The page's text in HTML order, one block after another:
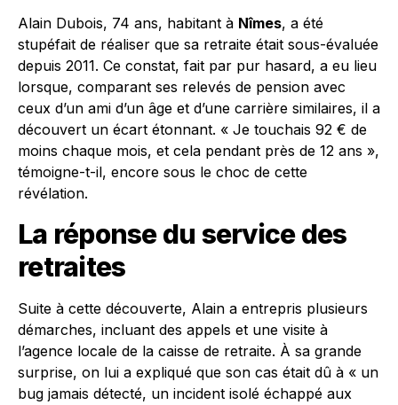
Alain Dubois, 74 ans, habitant à Nîmes, a été
stupéfait de réaliser que sa retraite était sous-évaluée
depuis 2011. Ce constat, fait par pur hasard, a eu lieu
lorsque, comparant ses relevés de pension avec
ceux d’un ami d’un âge et d’une carrière similaires, il a
découvert un écart étonnant. « Je touchais 92 € de
moins chaque mois, et cela pendant près de 12 ans »,
témoigne-t-il, encore sous le choc de cette
révélation.
La réponse du service des
retraites
Suite à cette découverte, Alain a entrepris plusieurs
démarches, incluant des appels et une visite à
l’agence locale de la caisse de retraite. À sa grande
surprise, on lui a expliqué que son cas était dû à « un
bug jamais détecté, un incident isolé échappé aux